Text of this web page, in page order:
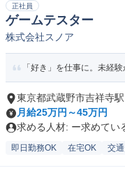
正社員
ゲームテスター
株式会社スノア
「好き」を仕事に。未経
東京都武蔵野市吉祥寺駅
月給25万円～45万円
求める人材: ー求めてい
即日勤務OK 在宅OK 交